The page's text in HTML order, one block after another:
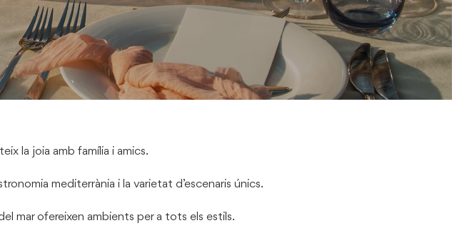
la joia amb família i amics.
mediterrània i la varietat d’escenaris únics.
mar ofereixen ambients per a tots els estils.